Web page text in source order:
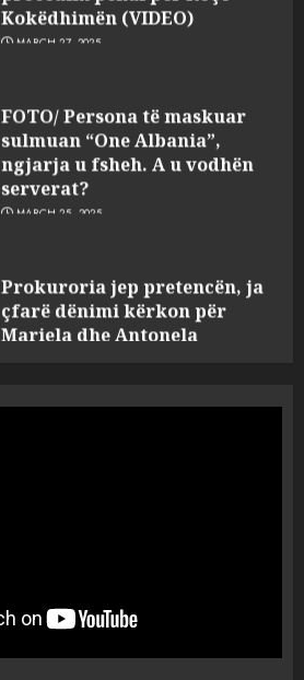
serverat?
MARCH 25, 2025
Berishën
MARCH 25, 2025
“bosen” Joana Nano për
abuzim me fondet publike dhe
pasuri të pajustifikuar